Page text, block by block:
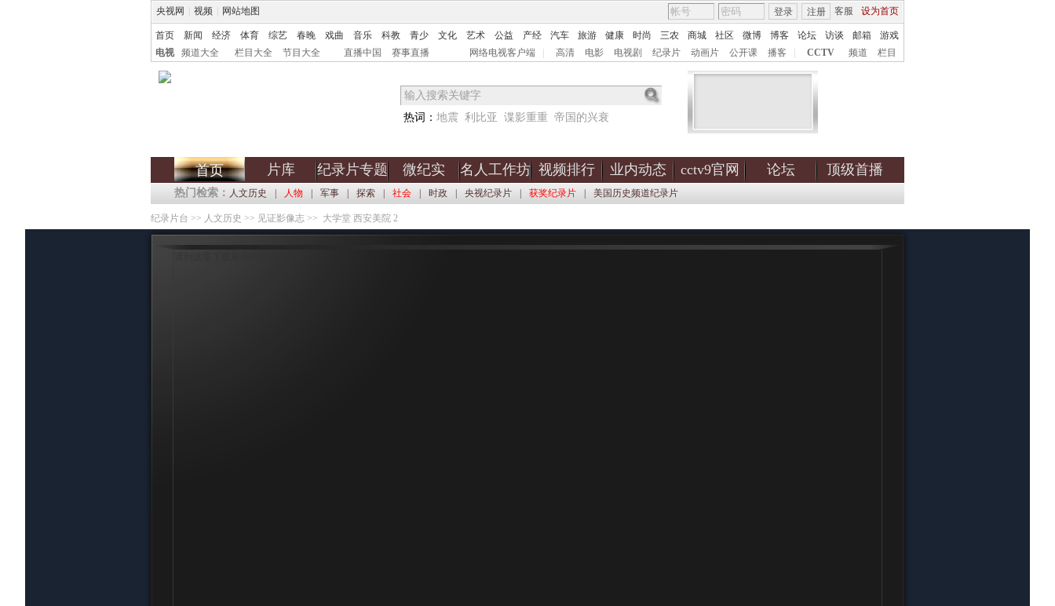
央视网 视频 网站地图 客服 设为首页
登录 注册
首页 新闻 经济 体育 综艺 春晚 戏曲 音乐 科教 青少 文化 艺术 公益 产经 汽车 旅游 健康 时尚 三农 商城 社区 微博 博客 论坛 访谈 邮箱
游戏
电视
频道大全 栏目大全 节目大全 直播中国 赛事直播 网络电视客户端 高清 电影 电视剧 纪录片 动画片 公开课 播客 CCTV 频道 栏目
热词： 地震 利比亚 谍影重重 帝国的兴衰
首页 片库 纪录片专题 微纪实 名人工作坊 视频排行 业内动态 cctv9官网 论坛 顶级首播
热门检索： 人文历史 人物 军事 探索 社会 时政 央视纪录片 获奖纪录片 美国历史频道纪录片
纪录片台 >> 人文历史 >> 见证影像志 >> 大学堂 西安美院 2